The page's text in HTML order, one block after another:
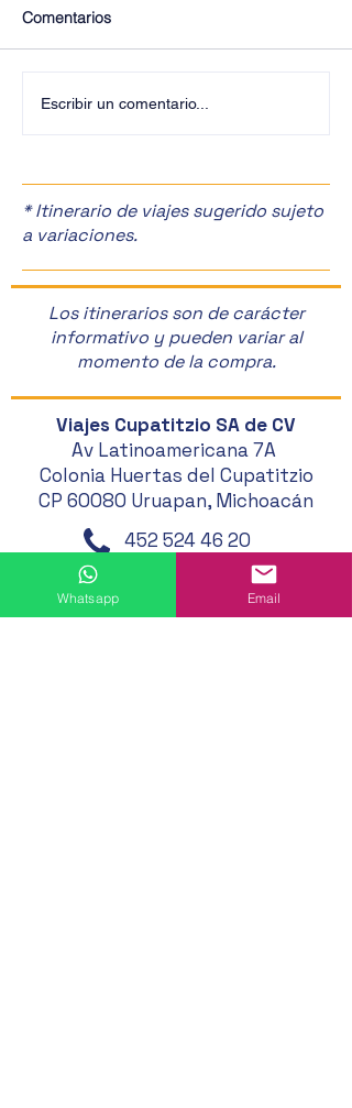
Comentarios
Escribir un comentario...
* Itinerario de viajes sugerido sujeto
a variaciones.
Los itinerarios son de carácter
informativo y pueden variar al
momento de la compra.
Viajes Cupatitzio SA de CV
Av Latinoamericana 7A
Colonia Huertas del Cupatitzio
CP 60080 Uruapan, Michoacán
452 524 46 20
452 194 49 24
Whatsapp Email